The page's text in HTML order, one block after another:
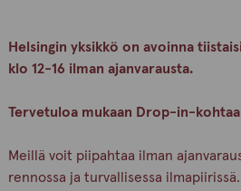
Helsingin yksikkö on avoinna
klo 12-16 ilman ajanvarausta.
Tervetuloa mukaan Drop-in-
Meillä voit piipahtaa ilman
rennossa ja turvallisessa